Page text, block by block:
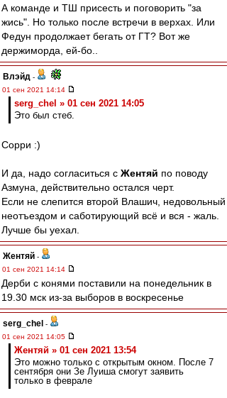
А команде и ТШ присесть и поговорить "за
жись". Но только после встречи в верхах. Или
Федун продолжает бегать от ГТ? Вот же
держиморда, ей-бо..
Влэйд -
01 сен 2021 14:14
serg_chel » 01 сен 2021 14:05
Это был стеб.
Сорри :)
И да, надо согласиться с Жентяй по поводу
Азмуна, действительно остался черт.
Если не слепится второй Влашич, недовольный
неотъездом и саботирующий всё и вся - жаль.
Лучше бы уехал.
Жентяй -
01 сен 2021 14:14
Дерби с конями поставили на понедельник в
19.30 мск из-за выборов в воскресенье
serg_chel -
01 сен 2021 14:05
Жентяй » 01 сен 2021 13:54
Это можно только с открытым окном. После 7
сентября они Зе Луиша смогут заявить
только в феврале